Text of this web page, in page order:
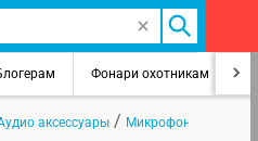
Фонари охотникам
аксессуары / Микрофоны